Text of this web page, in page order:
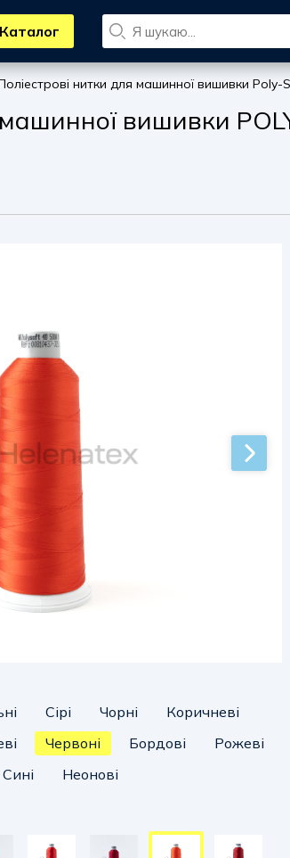
Каталог
нитки для машинної вишивки Poly-
вишивки
Сірі Чорні
Коричневі
Червоні Бордові
Рожеві
Сині Неонові